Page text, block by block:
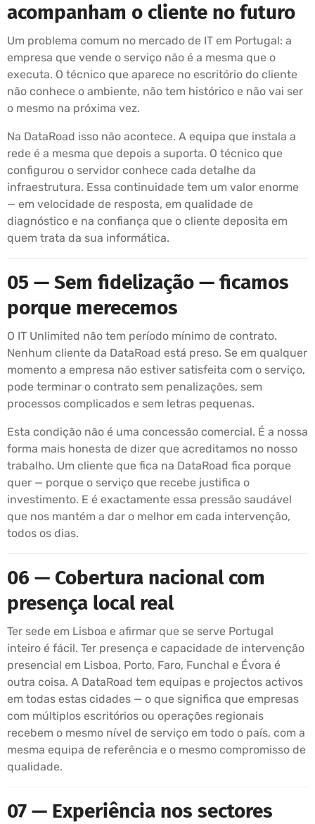
acompanham o cliente no futuro
Um problema comum no mercado de IT em Portugal: a
empresa que vende o serviço não é a mesma que o
executa. O técnico que aparece no escritório do cliente
não conhece o ambiente, não tem histórico e não vai ser
o mesmo na próxima vez.
Na DataRoad isso não acontece. A equipa que instala a
rede é a mesma que depois a suporta. O técnico que
configurou o servidor conhece cada detalhe da
infraestrutura. Essa continuidade tem um valor enorme
— em velocidade de resposta, em qualidade de
diagnóstico e na confiança que o cliente deposita em
quem trata da sua informática.
05 — Sem fidelização — ficamos
porque merecemos
O IT Unlimited não tem período mínimo de contrato.
Nenhum cliente da DataRoad está preso. Se em qualquer
momento a empresa não estiver satisfeita com o serviço,
pode terminar o contrato sem penalizações, sem
processos complicados e sem letras pequenas.
Esta condição não é uma concessão comercial. É a nossa
forma mais honesta de dizer que acreditamos no nosso
trabalho. Um cliente que fica na DataRoad fica porque
quer — porque o serviço que recebe justifica o
investimento. E é exactamente essa pressão saudável
que nos mantém a dar o melhor em cada intervenção,
todos os dias.
06 — Cobertura nacional com
presença local real
Ter sede em Lisboa e afirmar que se serve Portugal
inteiro é fácil. Ter presença e capacidade de intervenção
presencial em Lisboa, Porto, Faro, Funchal e Évora é
outra coisa. A DataRoad tem equipas e projectos activos
em todas estas cidades — o que significa que empresas
com múltiplos escritórios ou operações regionais
recebem o mesmo nível de serviço em todo o país, com a
mesma equipa de referência e o mesmo compromisso de
qualidade.
07 — Experiência nos sectores